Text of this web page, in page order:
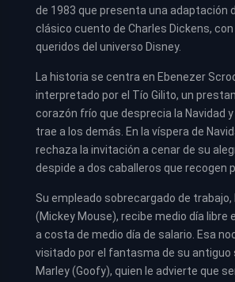
de 1983 que presenta una adaptación
clásico cuento de Charles Dickens,
queridos del universo Disney.
La historia se centra en Ebenezer
interpretado por el Tío Gilito, un
corazón frío que desprecia la Navidad y
trae a los demás. En la víspera de
rechaza la invitación a cenar de su
despide a dos caballeros que recogen
Su empleado sobrecargado de
(Mickey Mouse), recibe medio día libre
a costa de medio día de salario. Esa
visitado por el fantasma de su antiguo
Marley (Goofy), quien le advierte que